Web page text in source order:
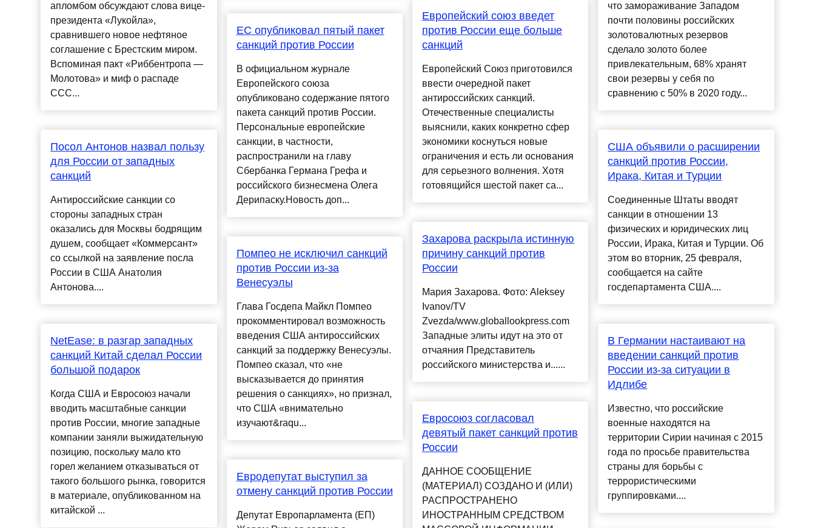
апломбом обсуждают слова вице-
президента «Лукойла»,
сравнившего новое нефтяное
соглашение с Брестским миром.
Вспоминая пакт «Риббентропа —
Молотова» и миф о распаде
ССС...
Посол Антонов назвал пользу
для России от западных
санкций
Антироссийские санкции со
стороны западных стран
оказались для Москвы бодрящим
душем, сообщает «Коммерсант»
со ссылкой на заявление посла
России в США Анатолия
Антонова....
NetEase: в разгар западных
санкций Китай сделал России
большой подарок
Когда США и Евросоюз начали
вводить масштабные санкции
против России, многие западные
компании заняли выжидательную
позицию, поскольку мало кто
горел желанием отказываться от
такого большого рынка, говорится
в материале, опубликованном на
китайской ...
ЕС опубликовал пятый пакет
санкций против России
В официальном журнале
Европейского союза
опубликовано содержание пятого
пакета санкций против России.
Персональные европейские
санкции, в частности,
распространили на главу
Сбербанка Германа Грефа и
российского бизнесмена Олега
Дерипаску.Новость доп...
Помпео не исключил санкций
против России из-за
Венесуэлы
Глава Госдепа Майкл Помпео
прокомментировал возможность
введения США антироссийских
санкций за поддержку Венесуэлы.
Помпео сказал, что «не
высказывается до принятия
решения о санкциях», но признал,
что США «внимательно
изучают&raqu...
Евродепутат выступил за
отмену санкций против России
Депутат Европарламента (ЕП)
Европейский союз введет
против России еще больше
санкций
Европейский Союз приготовился
ввести очередной пакет
антироссийских санкций.
Отечественные специалисты
выяснили, каких конкретно сфер
экономики коснуться новые
ограничения и есть ли основания
для серьезного волнения. Хотя
готовящийся шестой пакет са...
Захарова раскрыла истинную
причину санкций против
России
Мария Захарова. Фото: Aleksey
Ivanov/TV
Zvezda/www.globallookpress.com
Западные элиты идут на это от
отчаяния Представитель
российского министерства и......
Евросоюз согласовал
девятый пакет санкций против
России
ДАННОЕ СООБЩЕНИЕ
(МАТЕРИАЛ) СОЗДАНО И (ИЛИ)
РАСПРОСТРАНЕНО
ИНОСТРАННЫМ СРЕДСТВОМ
что замораживание Западом
почти половины российских
золотовалютных резервов
сделало золото более
привлекательным, 68% хранят
свои резервы у себя по
сравнению с 50% в 2020 году...
США объявили о расширении
санкций против России,
Ирака, Китая и Турции
Соединенные Штаты вводят
санкции в отношении 13
физических и юридических лиц
России, Ирака, Китая и Турции. Об
этом во вторник, 25 февраля,
сообщается на сайте
госдепартамента США....
В Германии настаивают на
введении санкций против
России из-за ситуации в
Идлибе
Известно, что российские
военные находятся на
территории Сирии начиная с 2015
года по просьбе правительства
страны для борьбы с
террористическими
группировками....